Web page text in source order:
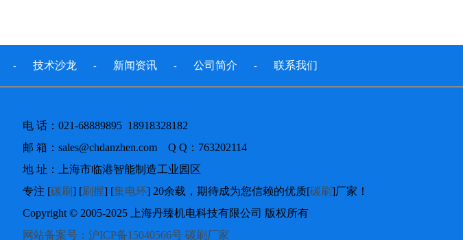
- 技术沙龙 - 新闻资讯 - 公司简介 - 联系我们
电 话：021-68889895 18918328182
邮 箱：sales@chdanzhen.com Q Q：763202114
地 址：上海市临港智能制造工业园区
专注 [碳刷] [刷握] [集电环] 20余载，期待成为您信赖的优质[碳刷]厂家！
Copyright © 2005-2025 上海丹臻机电科技有限公司 版权所有
网站备案号：沪ICP备15040566号 碳刷厂家